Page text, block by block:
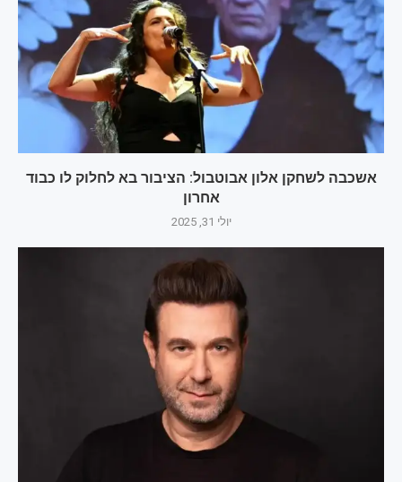
אשכבה לשחקן אלון אבוטבול: הציבור בא לחלוק לו כבוד
אחרון
יולי 31, 2025